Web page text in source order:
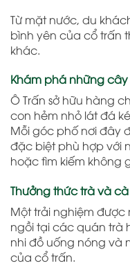
Từ mặt nước, du
bình yên của cổ trấn
khác.
Khám phá những
Ô Trấn sở hữu hàng
con hẻm nhỏ lát đá
Mỗi góc phố nơi đây
đặc biệt phù hợp với
hoặc tìm kiếm không
Thưởng thức trà và
Một trải nghiệm được
ngồi tại các quán trà
nhi đồ uống nóng và
của cổ trấn.